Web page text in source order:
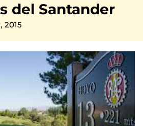
del Santander
2015